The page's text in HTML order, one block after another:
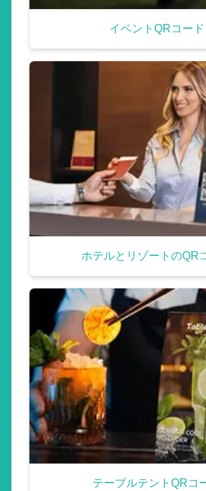
イベントQRコード
ホテルとリゾートのQR
テーブルテントQRコ